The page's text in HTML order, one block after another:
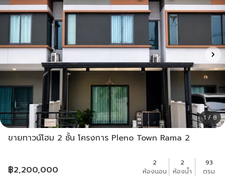
1 / 8
ขายทาวน์โฮม 2 ชั้น โครงการ Pleno Town Rama 2
฿2,200,000
2
ห้องนอน
2
ห้องน้ำ
93
ตรม.